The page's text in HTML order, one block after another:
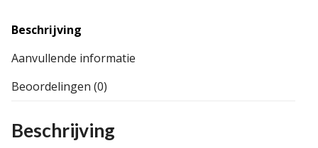
Beschrijving
Aanvullende informatie
Beoordelingen (0)
Beschrijving